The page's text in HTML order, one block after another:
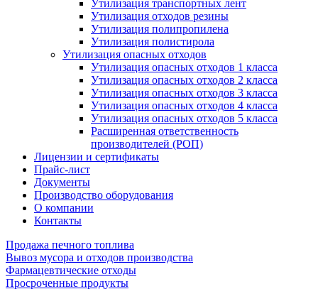
Утилизация транспортных лент
Утилизация отходов резины
Утилизация полипропилена
Утилизация полистирола
Утилизация опасных отходов
Утилизация опасных отходов 1 класса
Утилизация опасных отходов 2 класса
Утилизация опасных отходов 3 класса
Утилизация опасных отходов 4 класса
Утилизация опасных отходов 5 класса
Расширенная ответственность
производителей (РОП)
Лицензии и сертификаты
Прайс-лист
Документы
Производство оборудования
О компании
Контакты
Продажа печного топлива
Вывоз мусора и отходов производства
Фармацевтические отходы
Просроченные продукты